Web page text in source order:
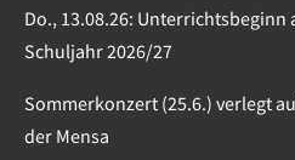
Do., 13.08.26: Unterrichtsbeginn
Schuljahr 2026/27
Sommerkonzert (25.6.) verlegt
der Mensa